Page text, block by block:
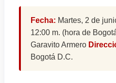
Fecha: Martes, 2 de
12:00 m. (hora de
Garavito Armero
Bogotá D.C.